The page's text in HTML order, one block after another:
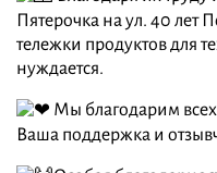
Пятерочка на ул. 40 лет
тележки продуктов для
нуждается.
Мы благодарим
Ваша поддержка и